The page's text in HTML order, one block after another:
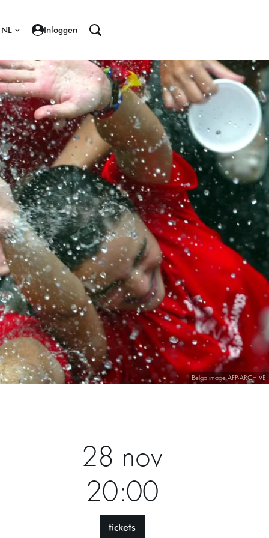
NL Inloggen
Belga image AFP-ARCHIVE
28 nov
20:00
tickets